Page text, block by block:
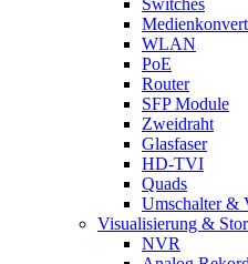
Switches
WLAN
PoE
Router
SFP Module
Zweidraht
Glasfaser
HD-TVI
Quads
Umschalter &
Visualisierung &
NVR